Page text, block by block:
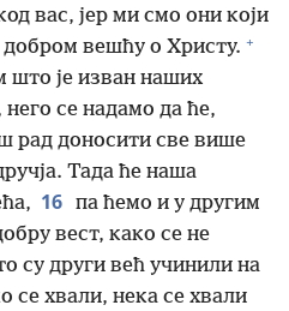
вас, јер ми смо они који
добром вешћу о Христу. +
што је изван наших
се надамо да ће,
рад доносити све више
Тада ће наша
16 па ћемо и у другим
вест, како се не
су други већ учинили на
се хвали, нека се хвали